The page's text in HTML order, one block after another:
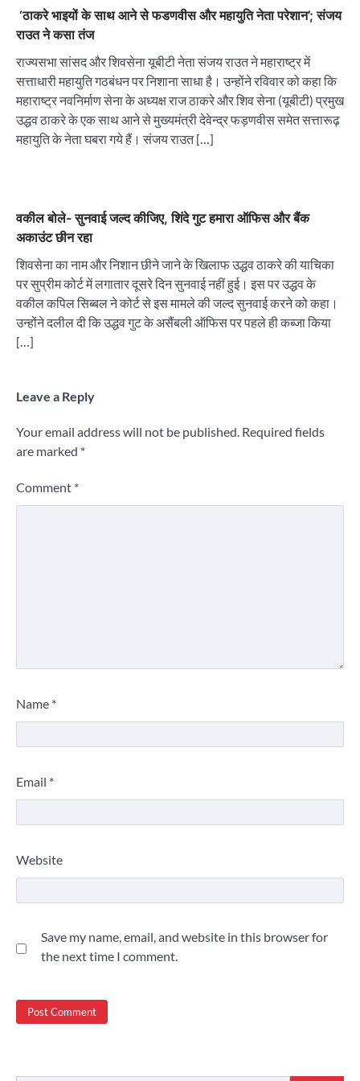
‘ठाकरे भाइयों के साथ आने से फडणवीस और महायुति नेता परेशान’; संजय
राउत ने कसा तंज
राज्यसभा सांसद और शिवसेना यूबीटी नेता संजय राउत ने महाराष्ट्र में
सत्ताधारी महायुति गठबंधन पर निशाना साधा है। उन्होंने रविवार को कहा कि
महाराष्ट्र नवनिर्माण सेना के अध्यक्ष राज ठाकरे और शिव सेना (यूबीटी) प्रमुख
उद्धव ठाकरे के एक साथ आने से मुख्यमंत्री देवेन्द्र फड़णवीस समेत सत्तारूढ़
महायुति के नेता घबरा गये हैं। संजय राउत […]
वकील बोले- सुनवाई जल्द कीजिए, शिंदे गुट हमारा ऑफिस और बैंक
अकाउंट छीन रहा
शिवसेना का नाम और निशान छीने जाने के खिलाफ उद्धव ठाकरे की याचिका
पर सुप्रीम कोर्ट में लगातार दूसरे दिन सुनवाई नहीं हुई। इस पर उद्धव के
वकील कपिल सिब्बल ने कोर्ट से इस मामले की जल्द सुनवाई करने को कहा।
उन्होंने दलील दी कि उद्धव गुट के असैंबली ऑफिस पर पहले ही कब्जा किया
[…]
Leave a Reply
Your email address will not be published. Required fields
are marked *
Comment *
Name *
Email *
Website
Save my name, email, and website in this browser for
the next time I comment.